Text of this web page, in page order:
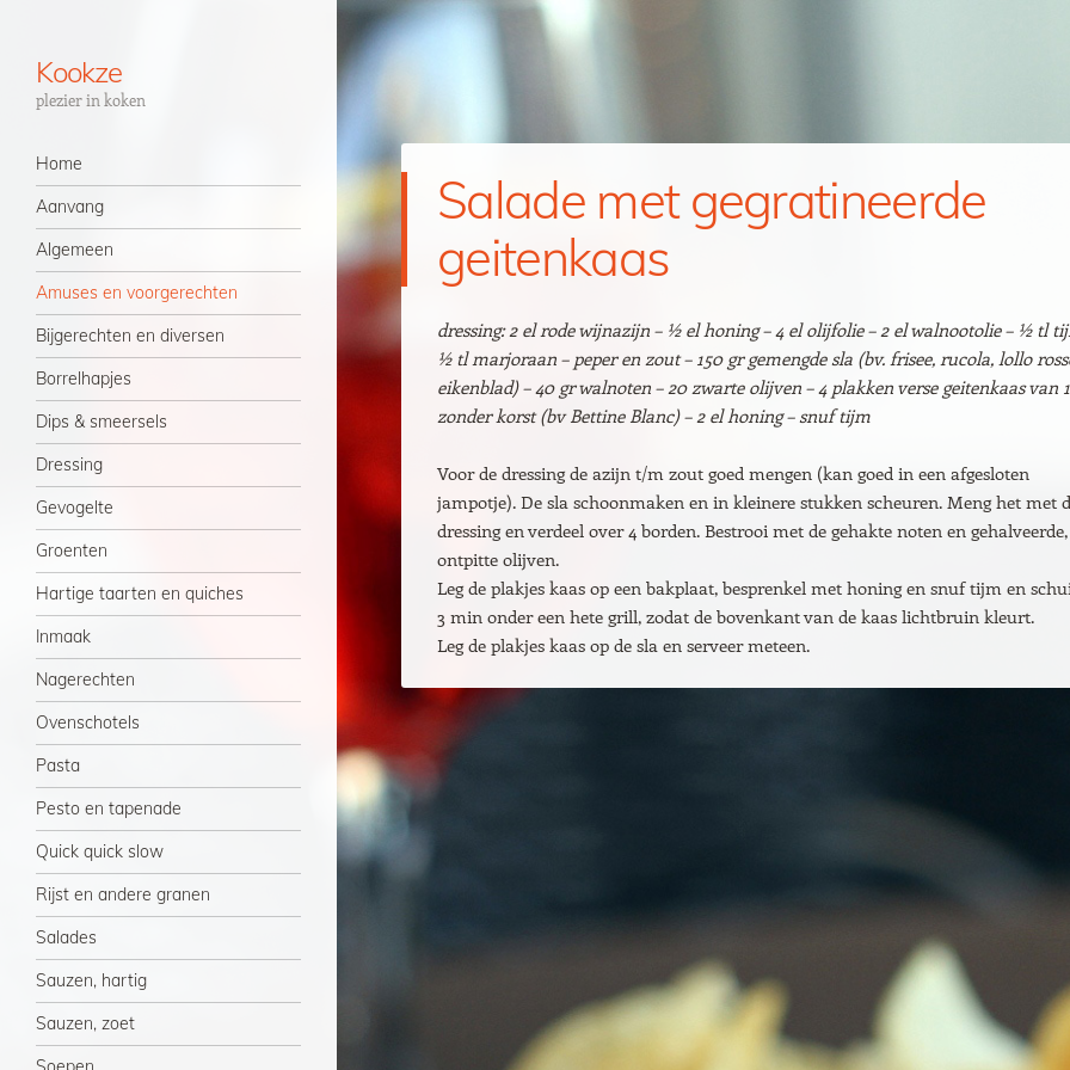
Kookze
plezier in koken
Navigatie
Spring naar inhoud
Home
Aanvang
Algemeen
Amuses en voorgerechten
Bijgerechten en diversen
Borrelhapjes
Dips & smeersels
Dressing
Gevogelte
Groenten
Hartige taarten en quiches
Inmaak
Nagerechten
Ovenschotels
Pasta
Pesto en tapenade
Quick quick slow
Rijst en andere granen
Salades
Sauzen, hartig
Sauzen, zoet
Salade met gegratineerde
geitenkaas
dressing: 2 el rode wijnazijn – ½ el honing – 4 el olijfolie – 2 el walnootolie – ½ tl
½ tl marjoraan – peper en zout – 150 gr gemengde sla (bv. frisee, rucola, lollo
eikenblad) – 40 gr walnoten – 20 zwarte olijven – 4 plakken verse geitenkaas van
zonder korst (bv Bettine Blanc) – 2 el honing – snuf tijm
Voor de dressing de azijn t/m zout goed mengen (kan goed in een afgesloten
jampotje). De sla schoonmaken en in kleinere stukken scheuren. Meng het met
dressing en verdeel over 4 borden. Bestrooi met de gehakte noten en gehalveerde,
ontpitte olijven.
Leg de plakjes kaas op een bakplaat, besprenkel met honing en snuf tijm en
3 min onder een hete grill, zodat de bovenkant van de kaas lichtbruin kleurt.
Leg de plakjes kaas op de sla en serveer meteen.